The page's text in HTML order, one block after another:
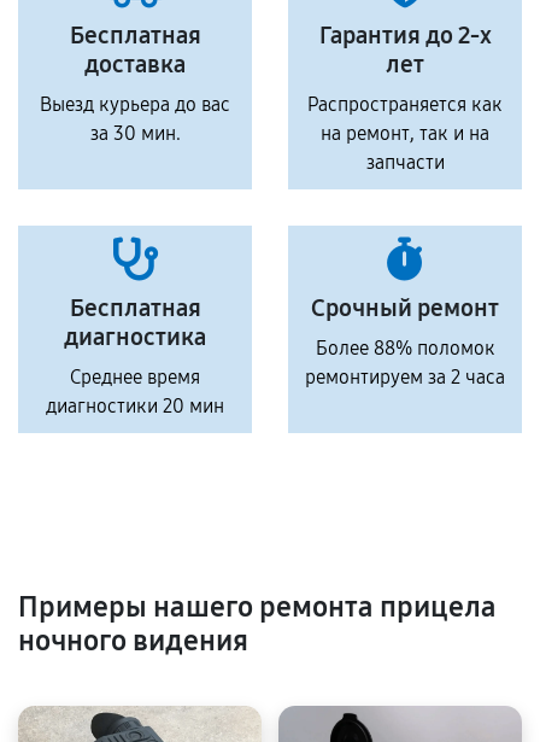
Бесплатная
доставка
Выезд курьера до вас
за 30 мин.
Гарантия до 2-х
лет
Распространяется как
на ремонт, так и на
запчасти
Бесплатная
диагностика
Среднее время
диагностики 20 мин
Срочный ремонт
Более 88% поломок
ремонтируем за 2 часа
Примеры нашего ремонта прицела
ночного видения